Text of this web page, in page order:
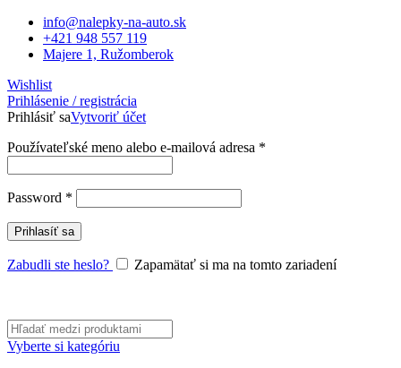
info@nalepky-na-auto.sk
+421 948 557 119
Majere 1, Ružomberok
Wishlist
Prihlásenie / registrácia
Prihlásiť saVytvoriť účet
Používateľské meno alebo e-mailová adresa *
Password *
Prihlasíť sa
Zabudli ste heslo? Zapamätať si ma na tomto zariadení
Vyberte si kategóriu